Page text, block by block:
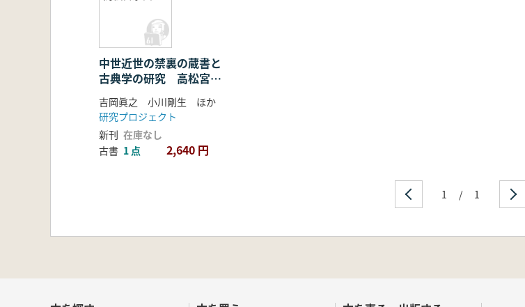
として 研究
調査報告2
中世近世の禁裏の蔵書と
古典学の研究 高松宮家
伝来禁裏本を中心とし
て 研究調査報告2
吉岡眞之 小川剛生 ほか
研究プロジェクト
新刊 在庫なし
古書 1 点 2,640 円
1 / 1